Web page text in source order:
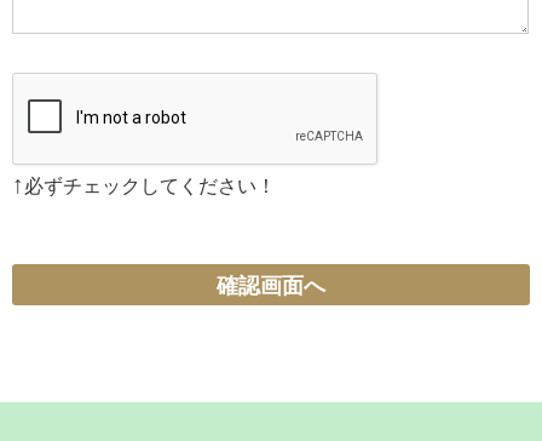
↑ 必ずチェックしてください！
確認画面へ